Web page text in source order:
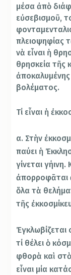
μέσα ἀπὸ
εὐσεβισμοῦ,
πλειοψηφίας
νὰ εἶναι ἡ
θρησκεία τῆς
ἀποκαλυμένης
βολέματος.
Τί εἶναι ἡ
α. Στὴν
παύει ἡ
γίνεται
ἀπορροφᾶται
ὅλα τὰ
τῆς
Ἐγκλωβίζεται
τί θέλει ὁ
φθορὰ καὶ
εἶναι μία